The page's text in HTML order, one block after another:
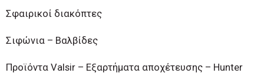
Σφαιρικοί διακόπτες
Σιφώνια – Βαλβίδες
Προϊόντα Valsir – Εξαρτήματα αποχέτευσης – Hunter